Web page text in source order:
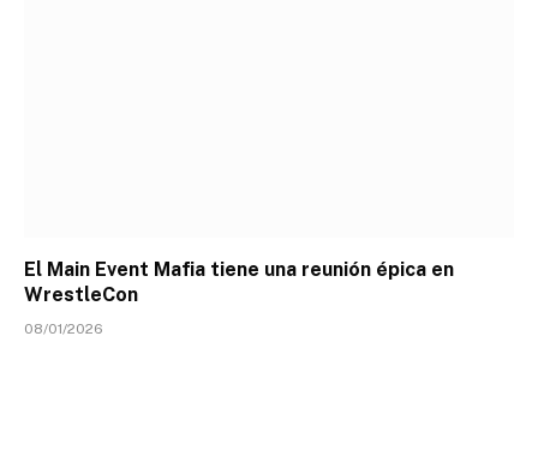
El Main Event Mafia tiene una reunión épica en
WrestleCon
08/01/2026